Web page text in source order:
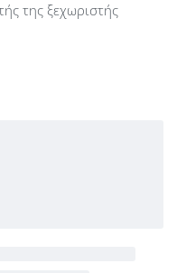
της ξεχωριστής